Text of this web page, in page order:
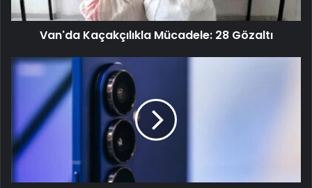
Van'da Kaçakçılıkla Mücadele: 28 Gözaltı